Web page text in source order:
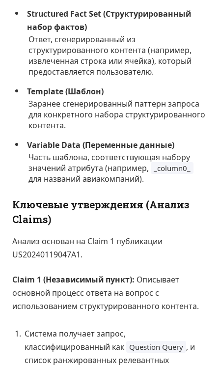
Structured Fact Set (Структурированный
набор фактов)
Ответ, сгенерированный из
структурированного контента (например,
извлеченная строка или ячейка), который
предоставляется пользователю.
Template (Шаблон)
Заранее сгенерированный паттерн запроса
для конкретного набора структурированного
контента.
Variable Data (Переменные данные)
Часть шаблона, соответствующая набору
значений атрибута (например,
_column0_
для названий авиакомпаний).
Ключевые утверждения (Анализ
Claims)
Анализ основан на Claim 1 публикации
US20240119047A1.
Claim 1 (Независимый пункт): Описывает
основной процесс ответа на вопрос с
использованием структурированного контента.
Система получает запрос,
классифицированный как Question Query , и
список ранжированных релевантных